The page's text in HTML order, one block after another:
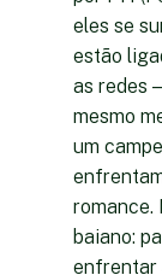
eles se
estão
as redes
mesmo
um
romance.
baiano:
enfrentar